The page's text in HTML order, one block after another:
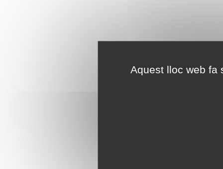
Aquest lloc web fa